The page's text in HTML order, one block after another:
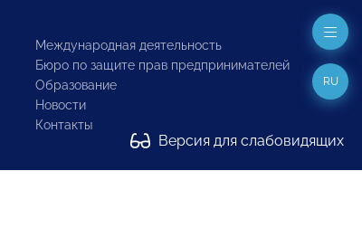
Международная деятельность
Бюро по защите прав предпринимателей
Образование
Новости
Контакты
Версия для слабовидящих
RU